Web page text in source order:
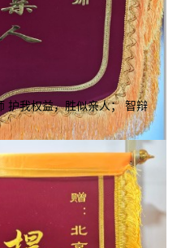
护我权益，胜似亲人； 智辩